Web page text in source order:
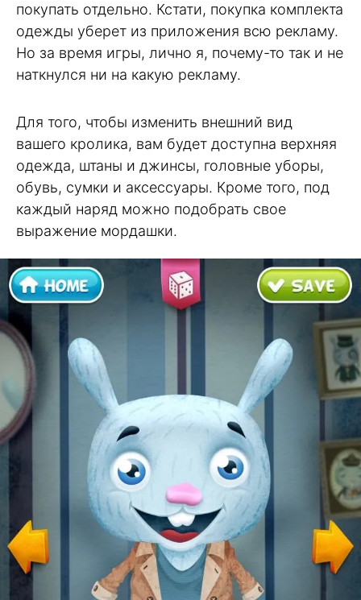
покупать отдельно. Кстати, покупка комплекта
одежды уберет из приложения всю рекламу.
Но за время игры, лично я, почему-то так и не
наткнулся ни на какую рекламу.
Для того, чтобы изменить внешний вид
вашего кролика, вам будет доступна верхняя
одежда, штаны и джинсы, головные уборы,
обувь, сумки и аксессуары. Кроме того, под
каждый наряд можно подобрать свое
выражение мордашки.